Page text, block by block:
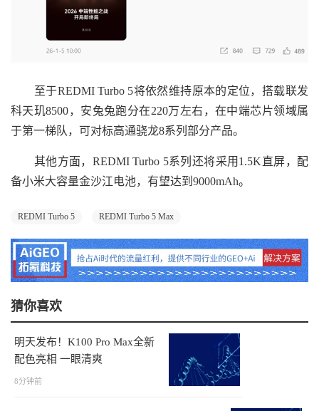
至于REDMI Turbo 5将依然维持原本的定位，搭载联发
科天玑8500，安兔兔跑分在220万左右，在中端芯片领域属
于第一梯队，可对标高通骁龙8系列部分产品。
其他方面，REDMI Turbo 5系列还将采用1.5K直屏，配
备小米大容量金沙江电池，有望达到9000mAh。
REDMI Turbo 5 REDMI Turbo 5 Max
猜你喜欢
明天发布！K100 Pro Max全新
配色亮相 一眼清爽
8分钟前